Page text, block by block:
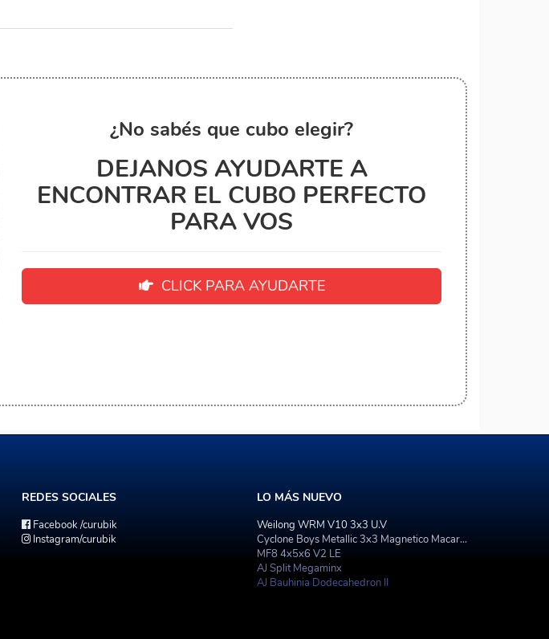
¿No sabés que cubo elegir?
DEJANOS AYUDARTE A
ENCONTRAR EL CUBO PERFECTO
PARA VOS
CLICK PARA AYUDARTE
REDES SOCIALES
Facebook/curubik
Instagram/curubik
LO MÁS NUEVO
Weilong WRM V10 3x3 U.V
Cyclone Boys Metallic 3x3 Magnetico Macaron
MF8 4x5x6 V2 LE
AJ Split Megaminx
AJ Bauhinia Dodecahedron II